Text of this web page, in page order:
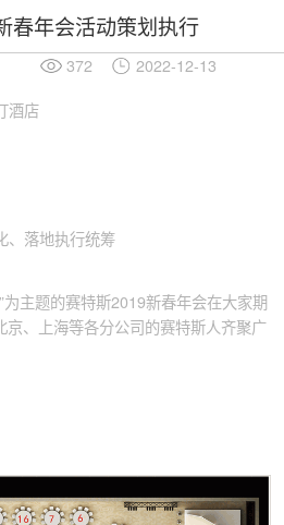
春年会活动策划执行
372 2022-12-13
酒店
、落地执行统筹
为主题的赛特斯2019新春年会在大家期
京、上海等各分公司的赛特斯人齐聚广